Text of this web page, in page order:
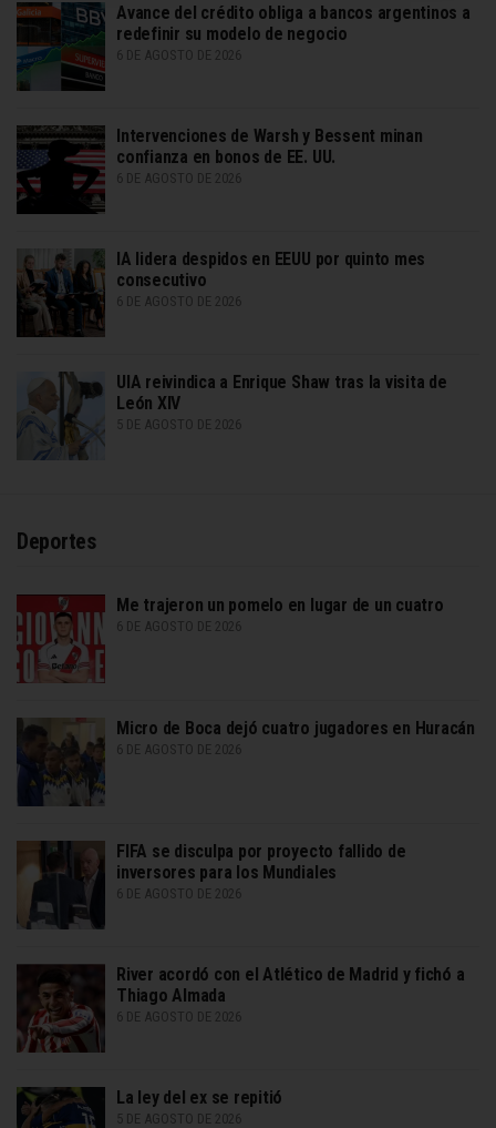
Avance del crédito obliga a bancos argentinos a
redefinir su modelo de negocio
6 DE AGOSTO DE 2026
Intervenciones de Warsh y Bessent minan
confianza en bonos de EE. UU.
6 DE AGOSTO DE 2026
IA lidera despidos en EEUU por quinto mes
consecutivo
6 DE AGOSTO DE 2026
UIA reivindica a Enrique Shaw tras la visita de
León XIV
5 DE AGOSTO DE 2026
Deportes
Me trajeron un pomelo en lugar de un cuatro
6 DE AGOSTO DE 2026
Micro de Boca dejó cuatro jugadores en Huracán
6 DE AGOSTO DE 2026
FIFA se disculpa por proyecto fallido de
inversores para los Mundiales
6 DE AGOSTO DE 2026
River acordó con el Atlético de Madrid y fichó a
Thiago Almada
6 DE AGOSTO DE 2026
La ley del ex se repitió
5 DE AGOSTO DE 2026